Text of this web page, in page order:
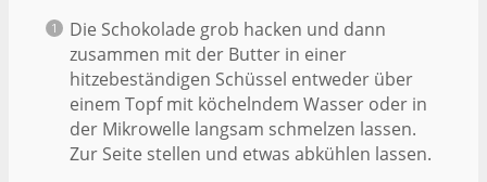
Die Schokolade grob hacken und dann
zusammen mit der Butter in einer
hitzebeständigen Schüssel entweder über
einem Topf mit köchelndem Wasser oder in
der Mikrowelle langsam schmelzen lassen.
Zur Seite stellen und etwas abkühlen lassen.